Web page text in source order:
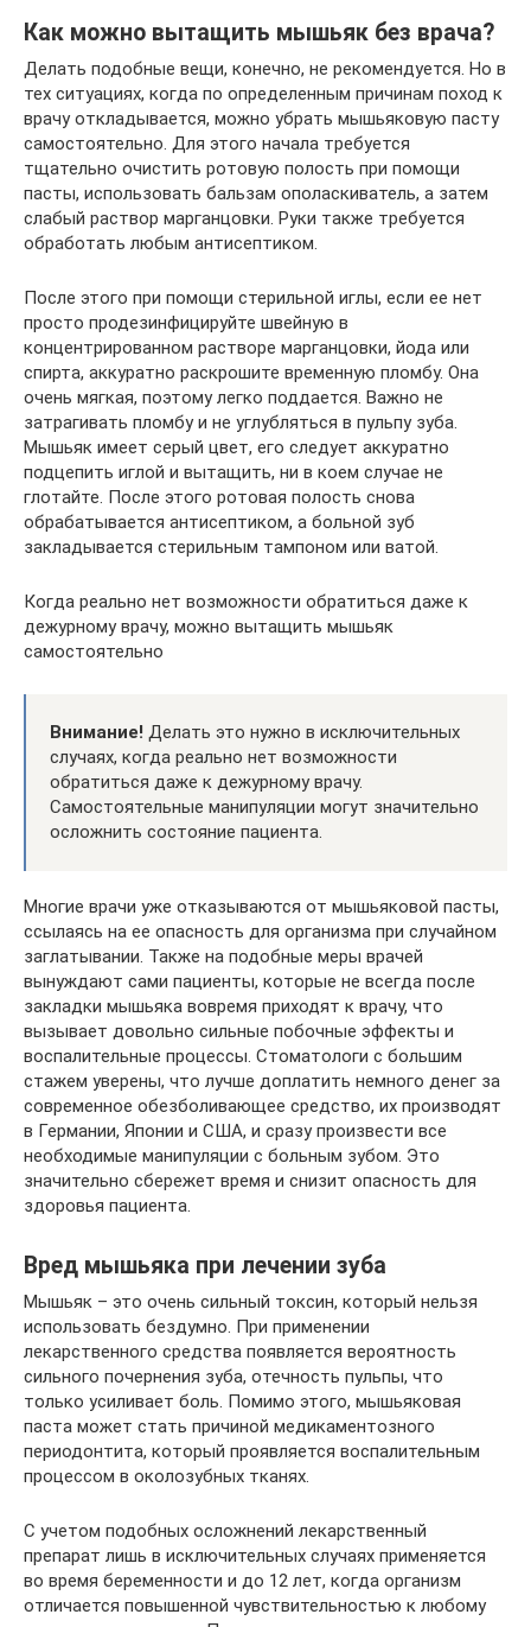
Как можно вытащить мышьяк без врача?
Делать подобные вещи, конечно, не рекомендуется. Но в
тех ситуациях, когда по определенным причинам поход к
врачу откладывается, можно убрать мышьяковую пасту
самостоятельно. Для этого начала требуется
тщательно очистить ротовую полость при помощи
пасты, использовать бальзам ополаскиватель, а затем
слабый раствор марганцовки. Руки также требуется
обработать любым антисептиком.
После этого при помощи стерильной иглы, если ее нет
просто продезинфицируйте швейную в
концентрированном растворе марганцовки, йода или
спирта, аккуратно раскрошите временную пломбу. Она
очень мягкая, поэтому легко поддается. Важно не
затрагивать пломбу и не углубляться в пульпу зуба.
Мышьяк имеет серый цвет, его следует аккуратно
подцепить иглой и вытащить, ни в коем случае не
глотайте. После этого ротовая полость снова
обрабатывается антисептиком, а больной зуб
закладывается стерильным тампоном или ватой.
Когда реально нет возможности обратиться даже к
дежурному врачу, можно вытащить мышьяк
самостоятельно
Внимание! Делать это нужно в исключительных
случаях, когда реально нет возможности
обратиться даже к дежурному врачу.
Самостоятельные манипуляции могут значительно
осложнить состояние пациента.
Многие врачи уже отказываются от мышьяковой пасты,
ссылаясь на ее опасность для организма при случайном
заглатывании. Также на подобные меры врачей
вынуждают сами пациенты, которые не всегда после
закладки мышьяка вовремя приходят к врачу, что
вызывает довольно сильные побочные эффекты и
воспалительные процессы. Стоматологи с большим
стажем уверены, что лучше доплатить немного денег за
современное обезболивающее средство, их производят
в Германии, Японии и США, и сразу произвести все
необходимые манипуляции с больным зубом. Это
значительно сбережет время и снизит опасность для
здоровья пациента.
Вред мышьяка при лечении зуба
Мышьяк – это очень сильный токсин, который нельзя
использовать бездумно. При применении
лекарственного средства появляется вероятность
сильного почернения зуба, отечность пульпы, что
только усиливает боль. Помимо этого, мышьяковая
паста может стать причиной медикаментозного
периодонтита, который проявляется воспалительным
процессом в околозубных тканях.
С учетом подобных осложнений лекарственный
препарат лишь в исключительных случаях применяется
во время беременности и до 12 лет, когда организм
отличается повышенной чувствительностью к любому